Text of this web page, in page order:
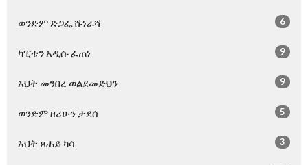
ወንድም ድጋፌ ሹነራሻ 6
ካፒቴን አዲሱ ፈጠነ 9
እህት መንበረ ወልደመድህን 9
ወንድም ዘሪሁን ታደሰ 5
እህት ጸሐይ ካሳ 3